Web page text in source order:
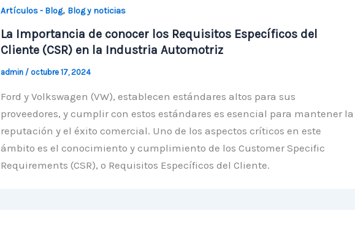
Artículos - Blog, Blog y noticias
La Importancia de conocer los Requisitos Específicos del
Cliente (CSR) en la Industria Automotriz
admin / octubre 17, 2024
Ford y Volkswagen (VW), establecen estándares altos para sus
proveedores, y cumplir con estos estándares es esencial para mantener la
reputación y el éxito comercial. Uno de los aspectos críticos en este
ámbito es el conocimiento y cumplimiento de los Customer Specific
Requirements (CSR), o Requisitos Específicos del Cliente.